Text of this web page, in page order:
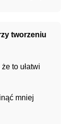
tworzeniu
to ułatwi
mniej